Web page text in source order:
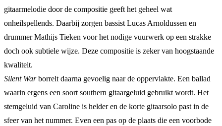
gitaarmelodie door de compositie geeft het geheel wat
onheilspellends. Daarbij zorgen bassist Lucas Arnoldussen en
drummer Mathijs Tieken voor het nodige vuurwerk op een strakke
doch ook subtiele wijze. Deze compositie is zeker van hoogstaande
kwaliteit.
Silent Warborrelt daarna gevoelig naar de oppervlakte. Een ballad
waarin ergens een soort southern gitaargeluid gebruikt wordt. Het
stemgeluid van Caroline is helder en de korte gitaarsolo past in de
sfeer van het nummer. Even een pas op de plaats die een voorbode